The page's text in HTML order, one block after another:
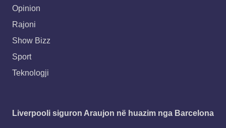
Opinion
Rajoni
Show Bizz
Sport
Teknologji
​Liverpooli siguron Araujon në huazim nga Barcelona